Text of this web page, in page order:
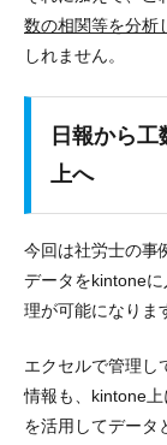
数の相関等を分析
しれません。
日報から
上へ
今回は社労士の事
データをkintone
理が可能になりま
エクセルで管理し
情報も、kintone
を活用してデータ